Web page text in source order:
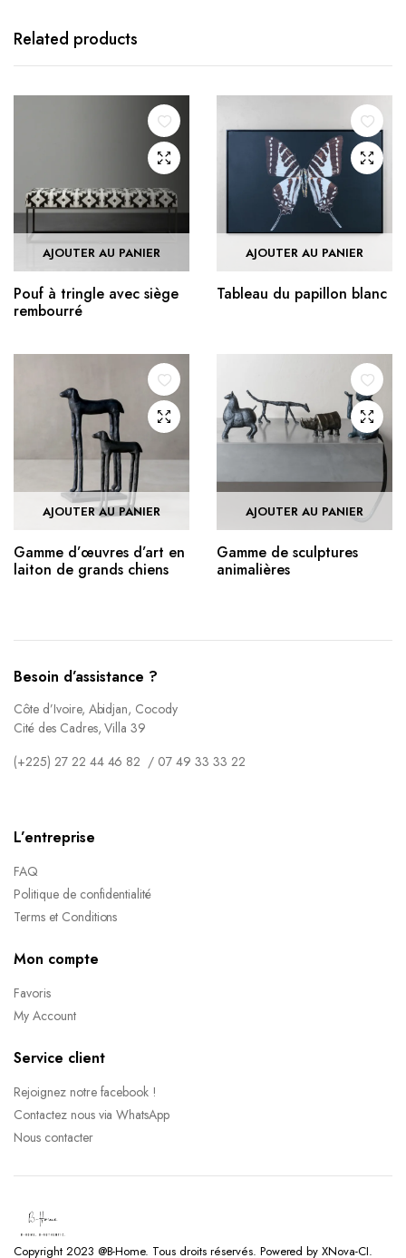
Related products
AJOUTER AU PANIER
Pouf à tringle avec siège
rembourré
AJOUTER AU PANIER
Tableau du papillon blanc
AJOUTER AU PANIER
Gamme d’œuvres d’art en
laiton de grands chiens
AJOUTER AU PANIER
Gamme de sculptures
animalières
Besoin d’assistance ?
Côte d’Ivoire, Abidjan, Cocody
Cité des Cadres, Villa 39
(+225) 27 22 44 46 82 / 07 49 33 33 22
L’entreprise
FAQ
Politique de confidentialité
Terms et Conditions
Mon compte
Favoris
My Account
Service client
Rejoignez notre facebook !
Contactez nous via WhatsApp
Nous contacter
Copyright 2023 @B-Home. Tous droits réservés. Powered by XNova-CI.